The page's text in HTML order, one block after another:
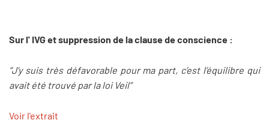
Sur l' IVG et suppression de la clause de conscience :
“J’y suis très défavorable pour ma part, c’est l’équilibre qui
avait été trouvé par la loi Veil”
Voir l'extrait